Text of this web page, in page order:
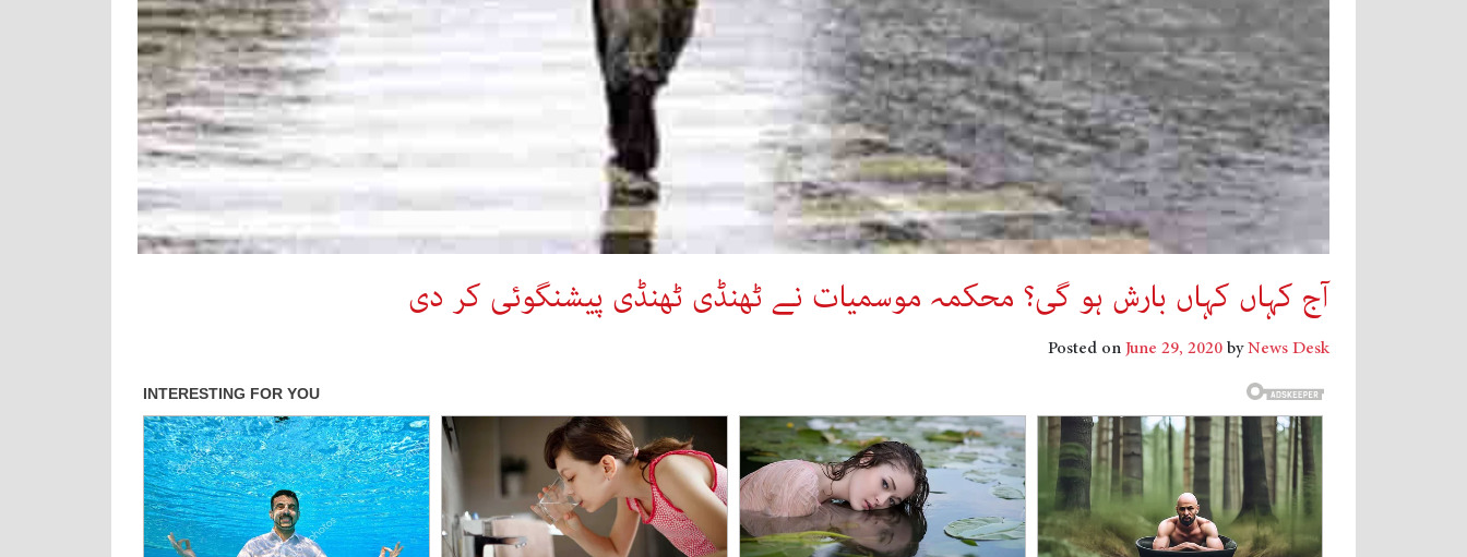
آج کہاں کہاں بارش ہو گی؟ محکمہ موسمیات نے ٹھنڈی ٹھنڈی پیشنگوئی کر دی
Posted onJune 29, 2020byNews Desk